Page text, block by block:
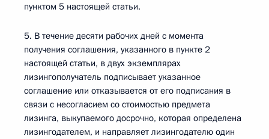
пунктом 5 настоящей статьи.
5. В течение десяти рабочих дней с момента
получения соглашения, указанного в пункте 2
настоящей статьи, в двух экземплярах
лизингополучатель подписывает указанное
соглашение или отказывается от его подписания в
связи с несогласием со стоимостью предмета
лизинга, выкупаемого досрочно, которая определена
лизингодателем, и направляет лизингодателю один